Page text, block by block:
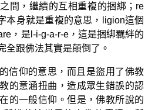
間，繼續的互相重複的捆綁；re
本身就是重複的意思，ligion這個
，是l-i-g-a-r-e，這是捆綁羈絆的
全跟佛法其實是顛倒了。
信仰的意思，而且是盜用了佛教
的意涵扭曲，造成眾生錯誤的認
的一般信仰。但是，佛教所說的